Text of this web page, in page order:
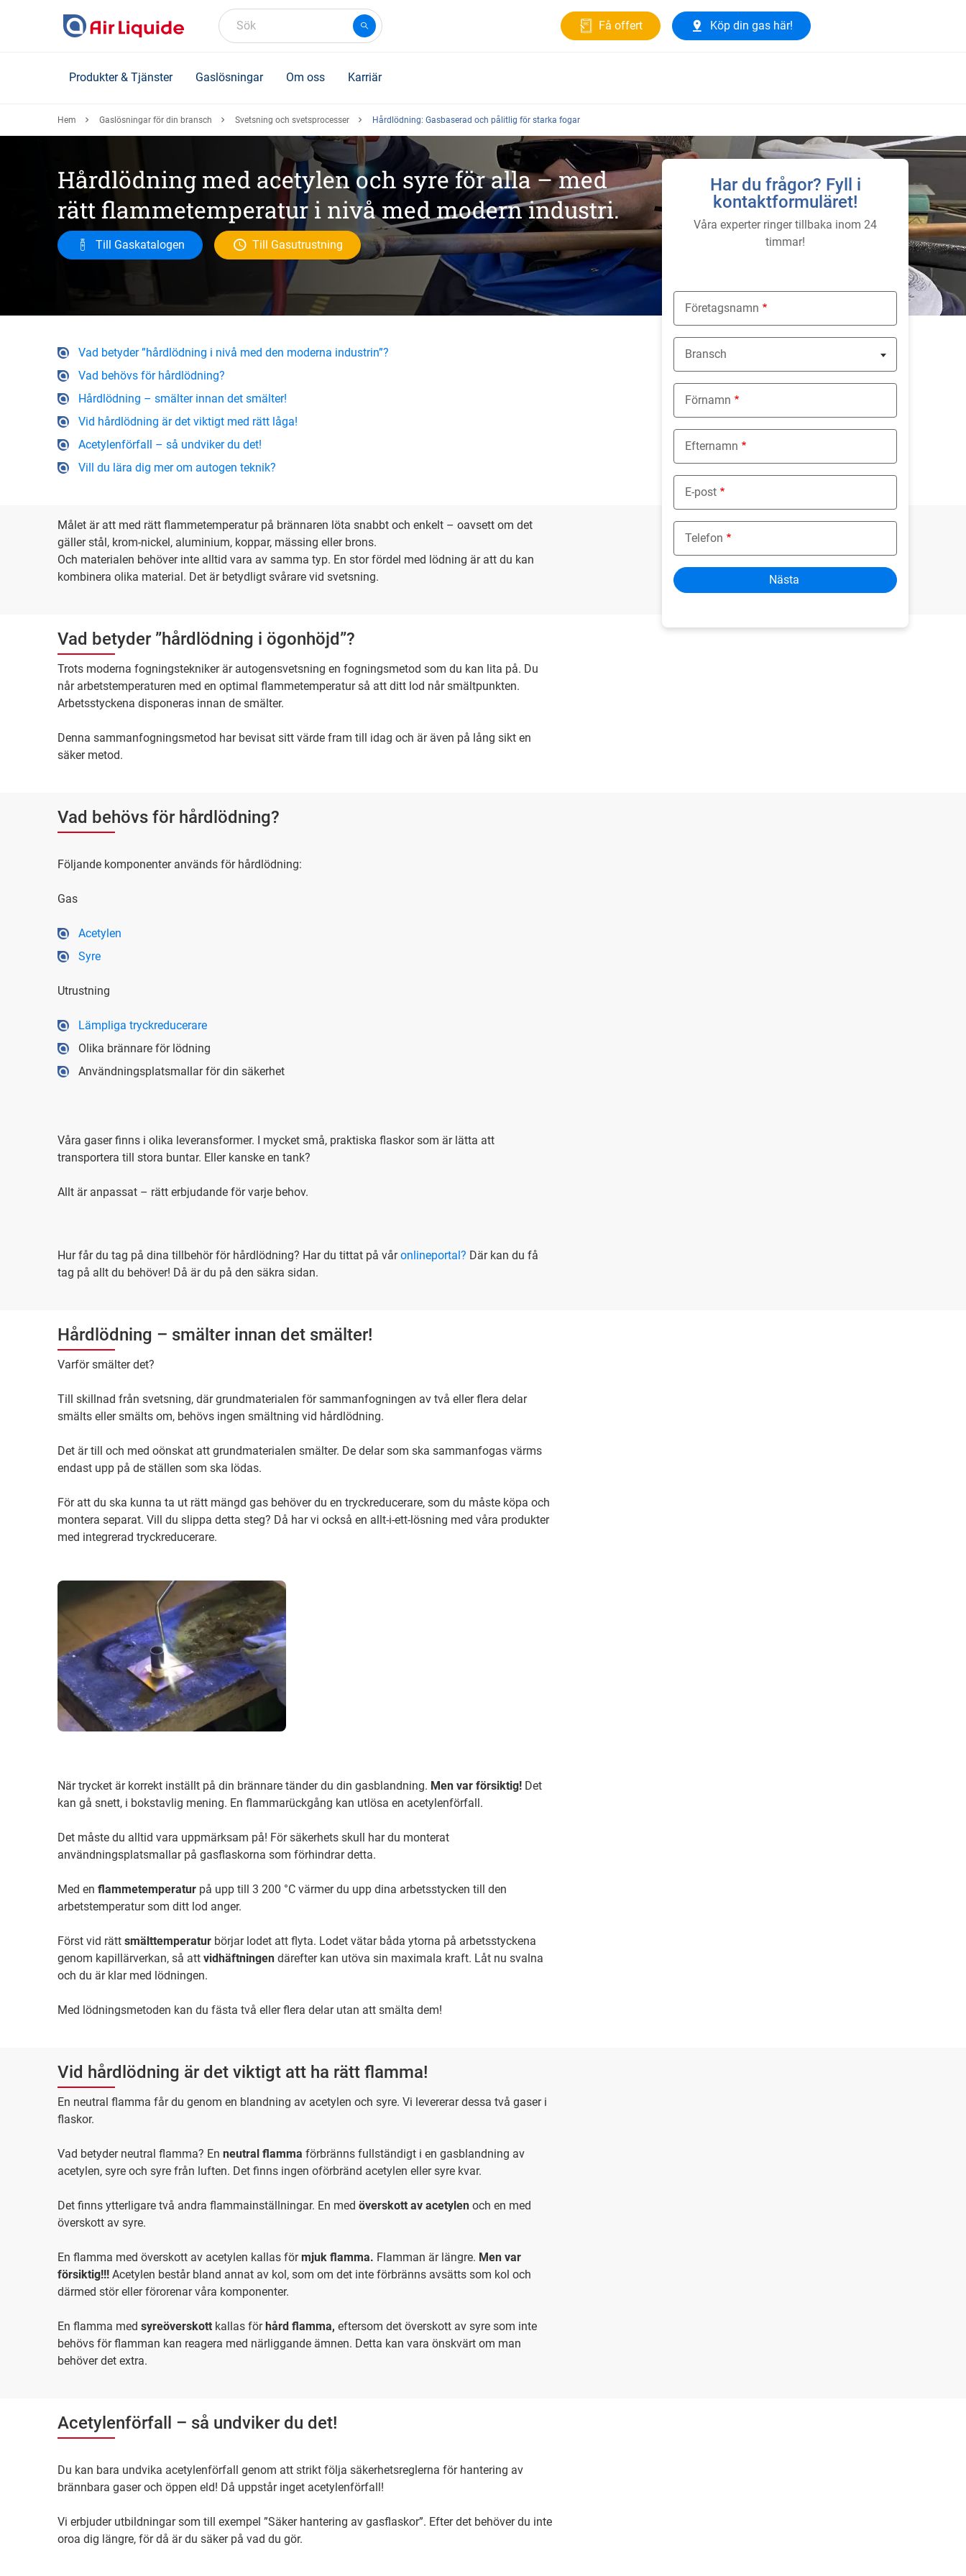
Sök Få offert Köp din gas här!
Produkter & Tjänster Gaslösningar Om oss Karriär
Hem Gaslösningar för din bransch Svetsning och svetsprocesser Hårdlödning: Gasbaserad och pålitlig för starka fogar
Hårdlödning med acetylen och syre för alla – med
rätt flammetemperatur i nivå med modern industri.
Till Gaskatalogen Till Gasutrustning
Vad betyder ”hårdlödning i nivå med den moderna industrin”?
Vad behövs för hårdlödning?
Hårdlödning – smälter innan det smälter!
Vid hårdlödning är det viktigt med rätt låga!
Acetylenförfall – så undviker du det!
Vill du lära dig mer om autogen teknik?
Målet är att med rätt flammetemperatur på brännaren löta snabbt och enkelt – oavsett om det
gäller stål, krom-nickel, aluminium, koppar, mässing eller brons.
Och materialen behöver inte alltid vara av samma typ. En stor fördel med lödning är att du kan
kombinera olika material. Det är betydligt svårare vid svetsning.
Vad betyder ”hårdlödning i ögonhöjd”?
Trots moderna fogningstekniker är autogensvetsning en fogningsmetod som du kan lita på. Du
når arbetstemperaturen med en optimal flammetemperatur så att ditt lod når smältpunkten.
Arbetsstyckena disponeras innan de smälter.
Denna sammanfogningsmetod har bevisat sitt värde fram till idag och är även på lång sikt en
säker metod.
Vad behövs för hårdlödning?
Följande komponenter används för hårdlödning:
Gas
Acetylen
Syre
Utrustning
Lämpliga tryckreducerare
Olika brännare för lödning
Användningsplatsmallar för din säkerhet
Våra gaser finns i olika leveransformer. I mycket små, praktiska flaskor som är lätta att
transportera till stora buntar. Eller kanske en tank?
Allt är anpassat – rätt erbjudande för varje behov.
Hur får du tag på dina tillbehör för hårdlödning? Har du tittat på våronlineportal? Där kan du få
tag på allt du behöver! Då är du på den säkra sidan.
Hårdlödning – smälter innan det smälter!
Varför smälter det?
Till skillnad från svetsning, där grundmaterialen för sammanfogningen av två eller flera delar
smälts eller smälts om, behövs ingen smältning vid hårdlödning.
Det är till och med oönskat att grundmaterialen smälter. De delar som ska sammanfogas värms
endast upp på de ställen som ska lödas.
För att du ska kunna ta ut rätt mängd gas behöver du en tryckreducerare, som du måste köpa och
montera separat. Vill du slippa detta steg? Då har vi också en allt-i-ett-lösning med våra produkter
med integrerad tryckreducerare.
När trycket är korrekt inställt på din brännare tänder du din gasblandning. Men var försiktig! Det
kan gå snett, i bokstavlig mening. En flammarückgång kan utlösa en acetylenförfall.
Det måste du alltid vara uppmärksam på! För säkerhets skull har du monterat
användningsplatsmallar på gasflaskorna som förhindrar detta.
Med en flammetemperatur på upp till 3 200 °C värmer du upp dina arbetsstycken till den
arbetstemperatur som ditt lod anger.
Först vid rätt smälttemperatur börjar lodet att flyta. Lodet vätar båda ytorna på arbetsstyckena
genom kapillärverkan, så att vidhäftningen därefter kan utöva sin maximala kraft. Låt nu svalna
och du är klar med lödningen.
Med lödningsmetoden kan du fästa två eller flera delar utan att smälta dem!
Vid hårdlödning är det viktigt att ha rätt flamma!
En neutral flamma får du genom en blandning av acetylen och syre. Vi levererar dessa två gaser i
flaskor.
Vad betyder neutral flamma? En neutral flamma förbränns fullständigt i en gasblandning av
acetylen, syre och syre från luften. Det finns ingen oförbränd acetylen eller syre kvar.
Det finns ytterligare två andra flammainställningar. En med överskott av acetylen och en med
överskott av syre.
En flamma med överskott av acetylen kallas förmjuk flamma. Flamman är längre. Men var
försiktig!!! Acetylen består bland annat av kol, som om det inte förbränns avsätts som kol och
därmed stör eller förorenar våra komponenter.
En flamma med syreöverskott kallas förhård flamma, eftersom det överskott av syre som inte
behövs för flamman kan reagera med närliggande ämnen. Detta kan vara önskvärt om man
behöver det extra.
Acetylenförfall – så undviker du det!
Du kan bara undvika acetylenförfall genom att strikt följa säkerhetsreglerna för hantering av
brännbara gaser och öppen eld! Då uppstår inget acetylenförfall!
Vi erbjuder utbildningar som till exempel ”Säker hantering av gasflaskor”. Efter det behöver du inte
oroa dig längre, för då är du säker på vad du gör.
Har du frågor? Fyll i
kontaktformuläret!
Våra experter ringer tillbaka inom 24
timmar!
Företagsnamn
Bransch
Nothing selected
Förnamn
Efternamn
E-post
Telefon